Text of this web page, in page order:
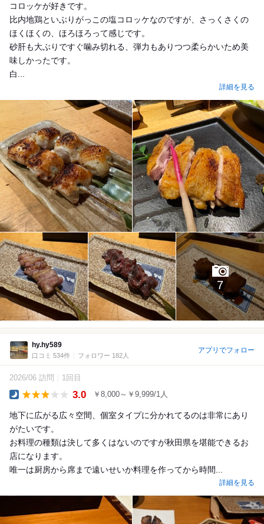
コロッケが好きです。
比内地鶏といぶりがっこの塩コロッケなのですが、さっくさくの
ほくほくの、ほろほろって感じです。
砂肝も大ぶりですぐ噛み切れる、弾力もありつつ柔らかいため美
味しかったです。
白...
詳細を見る
7
hy.hy589
口コミ 534件 フォロワー 182人
アプリでフォロー
2026/06 訪問 1回目
3.0 ￥8,000～￥9,999/1人
地下に広がる広々空間、個室タイプに分かれてるのは非常にあり
がたいです。
お料理の種類は決して多くはないのですが秋田県を堪能できるお
店になります。
唯一は厨房から席まで遠いせいか料理を作ってから時間...
詳細を見る